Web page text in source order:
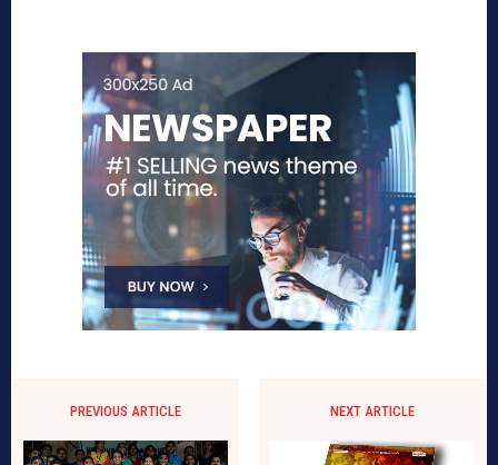
PREVIOUS ARTICLE NEXT ARTICLE